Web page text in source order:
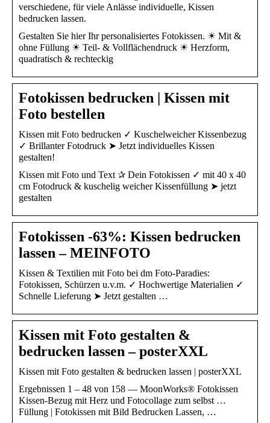
verschiedene, für viele Anlässe individuelle, Kissen
bedrucken lassen.
Gestalten Sie hier Ihr personalisiertes Fotokissen. ☀ Mit &
ohne Füllung ☀ Teil- & Vollflächendruck ☀ Herzform,
quadratisch & rechteckig
Fotokissen bedrucken | Kissen mit
Foto bestellen
Kissen mit Foto bedrucken ✓ Kuschelweicher Kissenbezug
✓ Brillanter Fotodruck ➤ Jetzt individuelles Kissen
gestalten!
Kissen mit Foto und Text ✰ Dein Fotokissen ✓ mit 40 x 40
cm Fotodruck & kuschelig weicher Kissenfüllung ➤ jetzt
gestalten
Fotokissen -63%: Kissen bedrucken
lassen – MEINFOTO
Kissen & Textilien mit Foto bei dm Foto-Paradies:
Fotokissen, Schürzen u.v.m. ✓ Hochwertige Materialien ✓
Schnelle Lieferung ➤ Jetzt gestalten …
Kissen mit Foto gestalten &
bedrucken lassen – posterXXL
Kissen mit Foto gestalten & bedrucken lassen | posterXXL
Ergebnissen 1 – 48 von 158 — MoonWorks® Fotokissen
Kissen-Bezug mit Herz und Fotocollage zum selbst …
Füllung | Fotokissen mit Bild Bedrucken Lassen, …